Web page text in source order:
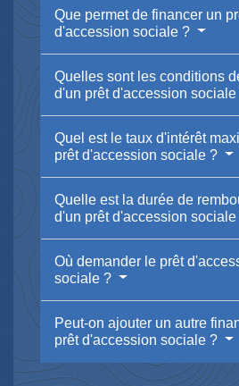
Que permet de financer un
d'accession sociale ?
Quelles sont les conditions
d'un prêt d'accession sociale
Quel est le taux d'intérêt
prêt d'accession sociale ?
Quelle est la durée de
d'un prêt d'accession sociale
Où demander le prêt
sociale ?
Peut-on ajouter un autre
prêt d'accession sociale ?